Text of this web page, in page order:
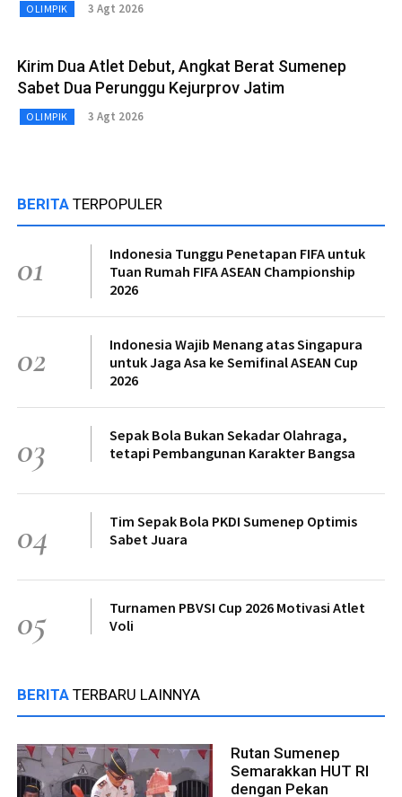
OLIMPIK 3 Agt 2026
Kirim Dua Atlet Debut, Angkat Berat Sumenep
Sabet Dua Perunggu Kejurprov Jatim
OLIMPIK 3 Agt 2026
BERITA TERPOPULER
01
Indonesia Tunggu Penetapan FIFA untuk
Tuan Rumah FIFA ASEAN Championship
2026
02
Indonesia Wajib Menang atas Singapura
untuk Jaga Asa ke Semifinal ASEAN Cup
2026
03
Sepak Bola Bukan Sekadar Olahraga,
tetapi Pembangunan Karakter Bangsa
04
Tim Sepak Bola PKDI Sumenep Optimis
Sabet Juara
05
Turnamen PBVSI Cup 2026 Motivasi Atlet
Voli
BERITA TERBARU LAINNYA
Rutan Sumenep
Semarakkan HUT RI
dengan Pekan